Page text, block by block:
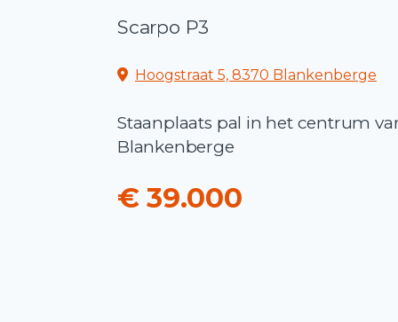
Scarpo P3
Hoogstraat 5, 8370 Blankenberge
Staanplaats pal in het centrum
Blankenberge
€ 39.000